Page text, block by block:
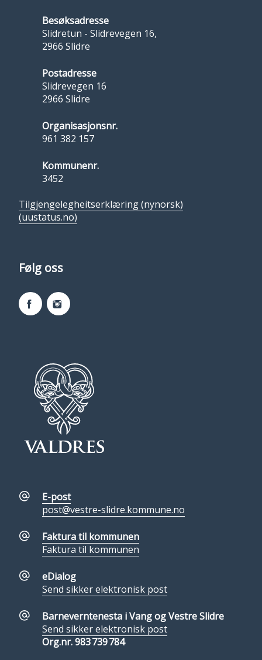
Besøksadresse
Slidretun - Slidrevegen 16,
2966 Slidre
Postadresse
Slidrevegen 16
2966 Slidre
Organisasjonsnr.
961 382 157
Kommunenr.
3452
Tilgjengelegheitserklæring (nynorsk)
(uustatus.no)
Følg oss
FacebookInstagram
E-post
post@vestre-slidre.kommune.no
Faktura til kommunen
Faktura til kommunen
eDialog
Send sikker elektronisk post
Barneverntenesta i Vang og Vestre Slidre
Send sikker elektronisk post
Org.nr. 983 739 784